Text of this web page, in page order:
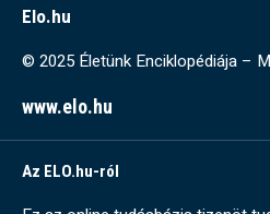
Elo.hu
© 2025 Életünk Enciklopédiája –
www.elo.hu
Az ELO.hu-ról